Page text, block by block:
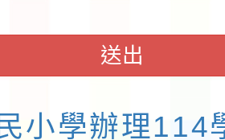
送出
小學辦理114